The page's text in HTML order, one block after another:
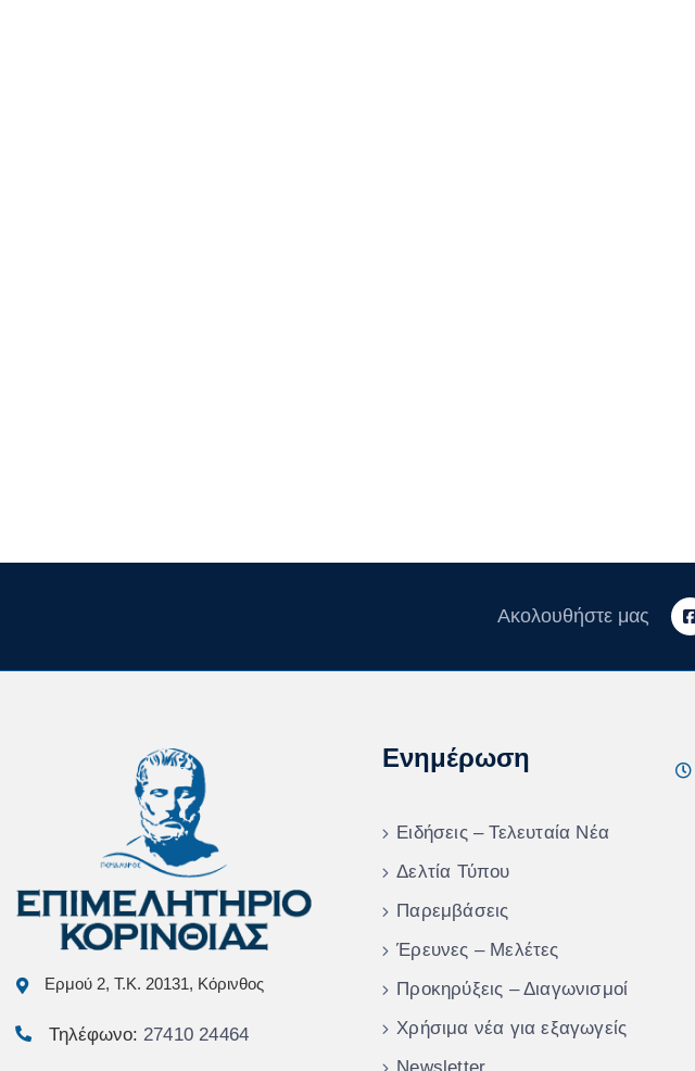
Ακολουθήστε μας
Ερμού 2, Τ.Κ. 20131, Κόρινθος
Τηλέφωνο: 27410 24464
Ενημέρωση
Ειδήσεις – Τελευταία Νέα
Δελτία Τύπου
Παρεμβάσεις
Έρευνες – Μελέτες
Προκηρύξεις – Διαγωνισμοί
Χρήσιμα νέα για εξαγωγείς